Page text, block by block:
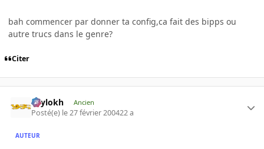
bah commencer par donner ta config,ca fait des bipps ou
autre trucs dans le genre?
Citer
Psylokh Ancien
Posté(e) le 27 février 200422 a
AUTEUR